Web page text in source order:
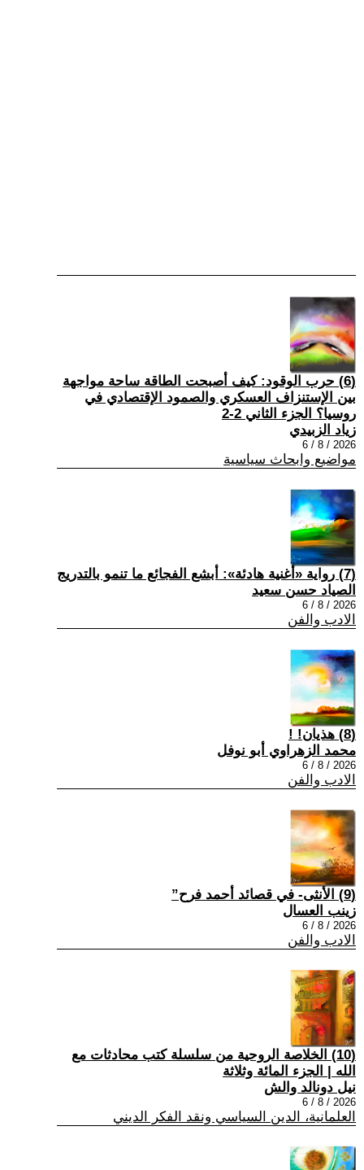
(6) حرب الوقود: كيف أصبحت الطاقة ساحة مواجهة
بين الإستنزاف العسكري والصمود الإقتصادي في
روسيا؟ الجزء الثاني 2-2
زياد الزبيدي
2026 / 8 / 6
مواضيع وابحاث سياسية
(7) رواية «أغنية هادئة»: أبشع الفجائع ما تنمو بالتدريج
الصياد حسن سعيد
2026 / 8 / 6
الادب والفن
(8) هذيان! !
محمد الزهراوي أبو نوفل
2026 / 8 / 6
الادب والفن
(9) الأنثى- في قصائد أحمد فرح”
زينب العسال
2026 / 8 / 6
الادب والفن
(10) الخلاصة الروحية من سلسلة كتب محادثات مع
الله | الجزء المائة وثلاثة
نيل دونالد والش
2026 / 8 / 6
العلمانية، الدين السياسي ونقد الفكر الديني